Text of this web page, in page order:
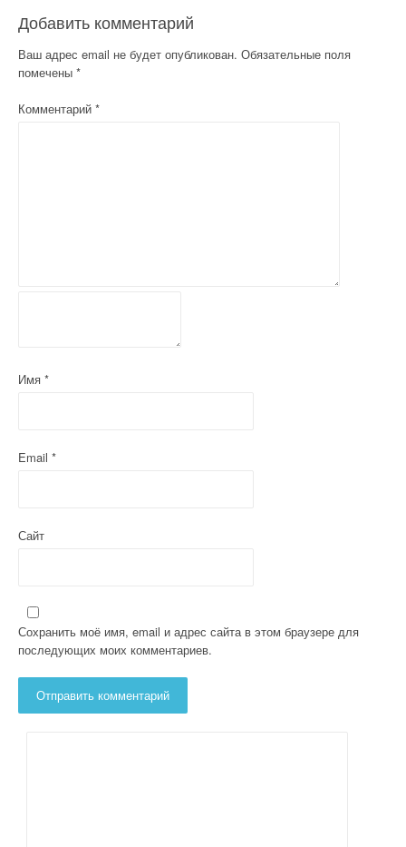
г
а
ц
и
с
Добавить комментарий
Ваш адрес email не будет опубликован. Обязательные поля
помечены *
Комментарий *
Имя *
Email *
Сайт
Сохранить моё имя, email и адрес сайта в этом браузере для
последующих моих комментариев.